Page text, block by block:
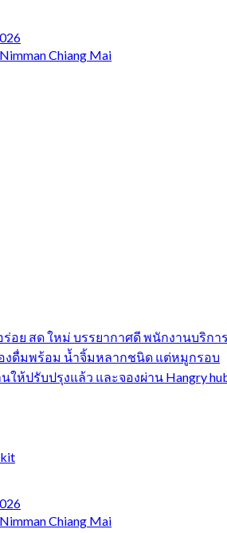
Chiang Mai
ร่อย สด ใหม่ บรรยากาศดี พนักงานบริกา
งดื่มพร้อม น้ำจิ้มหลากชนิด แต่หมูกรอบ
ให้ปรับปรุงแล้ว และจองผ่าน Hangry
Chiang Mai